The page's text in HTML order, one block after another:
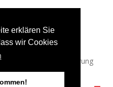
erklären Sie
wir Cookies
49359811
Uhr und nach Vereinbarung